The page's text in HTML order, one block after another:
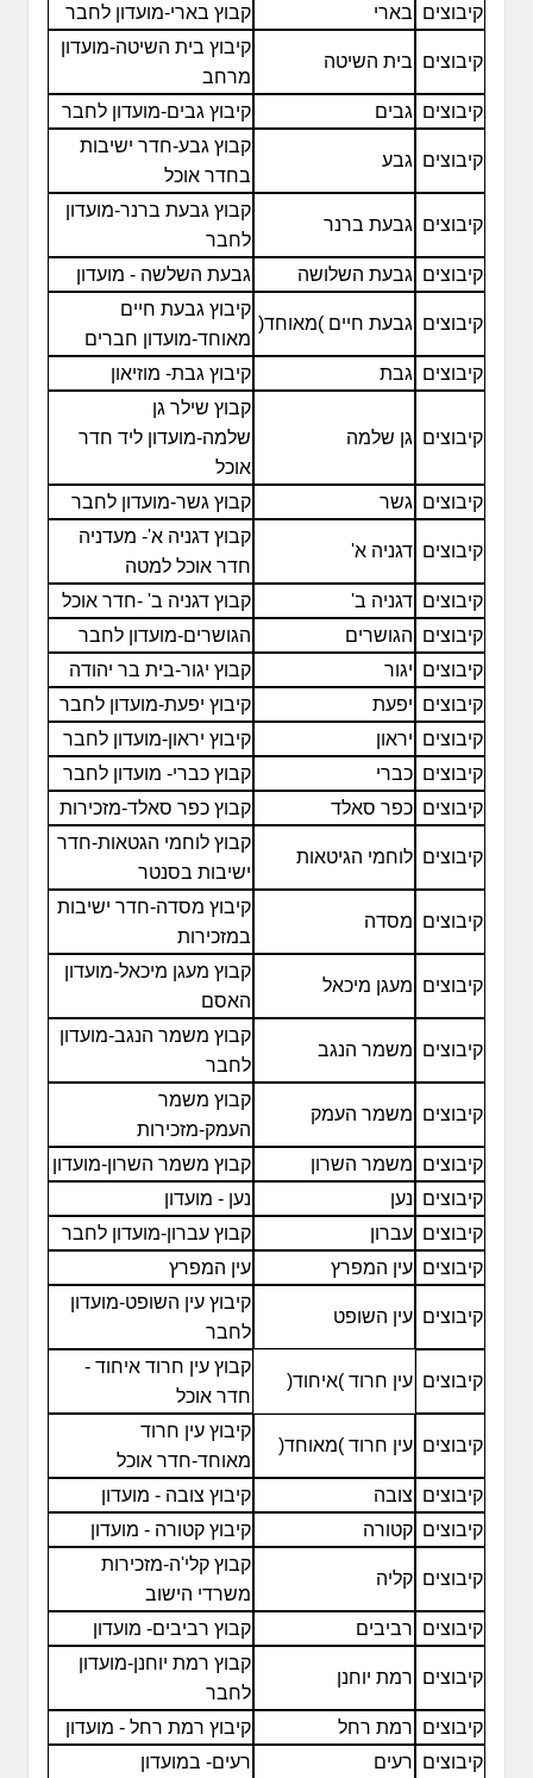
קיבוצים בארי קבוץ בארי-מועדון לחבר
קיבוצים בית השיטה
קיבוץ בית השיטה-מועדון
מרחב
קיבוצים גבים קיבוץ גבים-מועדון לחבר
קיבוצים גבע
קבוץ גבע-חדר ישיבות
בחדר אוכל
קיבוצים גבעת ברנר
קבוץ גבעת ברנר-מועדון
לחבר
קיבוצים גבעת השלושה גבעת השלשה - מועדון
קיבוצים גבעת חיים )מאוחד(
קיבוץ גבעת חיים
מאוחד-מועדון חברים
קיבוצים גבת קיבוץ גבת- מוזיאון
קיבוצים גן שלמה
קבוץ שילר גן
שלמה-מועדון ליד חדר
אוכל
קיבוצים גשר קבוץ גשר-מועדון לחבר
קיבוצים דגניה א'
קבוץ דגניה א'- מעדניה
חדר אוכל למטה
קיבוצים דגניה ב'
קבוץ דגניה ב' -חדר אוכל
קיבוצים הגושרים
הגושרים-מועדון לחבר
קיבוצים יגור
קבוץ יגור-בית בר יהודה
קיבוצים יפעת
קיבוץ יפעת-מועדון לחבר
קיבוצים יראון
קיבוץ יראון-מועדון לחבר
קיבוצים כברי
קבוץ כברי- מועדון לחבר
קיבוצים כפר סאלד קבוץ כפר סאלד-מזכירות
קיבוצים לוחמי הגיטאות
קבוץ לוחמי הגטאות-חדר
ישיבות בסנטר
קיבוצים מסדה
קיבוץ מסדה-חדר ישיבות
במזכירות
קיבוצים מעגן מיכאל
קבוץ מעגן מיכאל-מועדון
האסם
קיבוצים משמר הנגב
קבוץ משמר הנגב-מועדון
לחבר
קיבוצים משמר העמק
קבוץ משמר
העמק-מזכירות
קיבוצים משמר השרון
קבוץ משמר השרון-מועדון
קיבוצים נען
נען - מועדון
קיבוצים עברון
קבוץ עברון-מועדון לחבר
קיבוצים עין המפרץ עין המפרץ
קיבוצים עין השופט
קיבוץ עין השופט-מועדון
לחבר
קיבוצים עין חרוד )איחוד(
קבוץ עין חרוד איחוד -
חדר אוכל
קיבוצים עין חרוד )מאוחד(
קיבוץ עין חרוד
מאוחד-חדר אוכל
קיבוצים צובה
קיבוץ צובה - מועדון
קיבוצים קטורה קיבוץ קטורה - מועדון
קיבוצים קליה
קבוץ קלי'ה-מזכירות
משרדי הישוב
קיבוצים רביבים קבוץ רביבים- מועדון
קיבוצים רמת יוחנן
קבוץ רמת יוחנן-מועדון
לחבר
קיבוצים רמת רחל
קיבוץ רמת רחל - מועדון
קיבוצים רעים רעים- במועדון